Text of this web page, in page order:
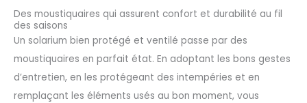
Des moustiquaires qui assurent confort et durabilité au fil
des saisons
Un solarium bien protégé et ventilé passe par des
moustiquaires en parfait état. En adoptant les bons gestes
d’entretien, en les protégeant des intempéries et en
remplaçant les éléments usés au bon moment, vous